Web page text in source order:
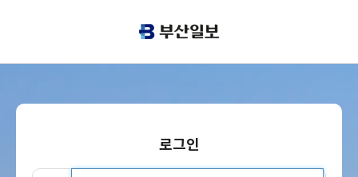
로그인